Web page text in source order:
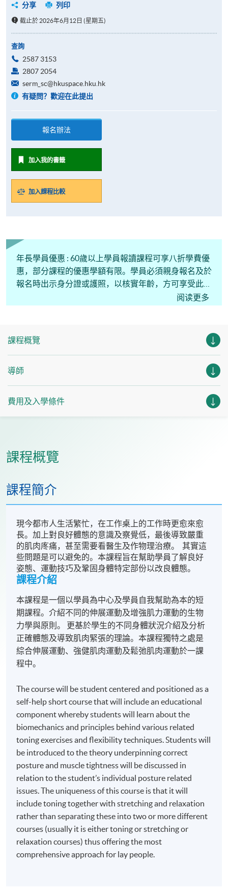
分享
列印
截止於 2026年6月12日 (星期五)
查詢
2587 3153
2807 2054
serm_sc@hkuspace.hku.hk
有疑問？歡迎在此提出
報名辦法
加入我的書籤
加入課程比較
年長學員優惠 : 60歲以上學員報讀課程可享八折學費優
惠，部分課程的優惠學額有限。學員必須親身報名及於
報名時出示身分證或護照，以核實年齡，方可享受此優
阅读更多
課程概覽
導師
費用及入學條件
課程概覽
課程簡介
現今都市人生活繁忙，在工作桌上的工作時更愈來愈
長。加上對良好體態的意識及察覺低，最後導致嚴重
的肌肉庝痛，甚至需要看醫生及作物理治療。 其實這
些問題是可以避免的。本課程旨在幫助學員了解良好
姿態、運動技巧及鞏固身體特定部份以改良體態。
課程介紹
本課程是一個以學員為中心及學員自我幫助為本的短
期課程。介紹不同的伸展運動及增強肌力運動的生物
力學與原則。 更基於學生的不同身體狀況介紹及分析
正確體態及導致肌肉緊張的理論。本課程獨特之處是
綜合伸展運動、強健肌肉運動及鬆弛肌肉運動於一課
程中。
The course will be student centered and positioned as a
self-help short course that will include an educational
component whereby students will learn about the
biomechanics and principles behind various related
toning exercises and flexibility techniques. Students will
be introduced to the theory underpinning correct
posture and muscle tightness will be discussed in
relation to the student’s individual posture related
issues. The uniqueness of this course is that it will
include toning together with stretching and relaxation
rather than separating these into two or more different
courses (usually it is either toning or stretching or
relaxation courses) thus offering the most
comprehensive approach for lay people.